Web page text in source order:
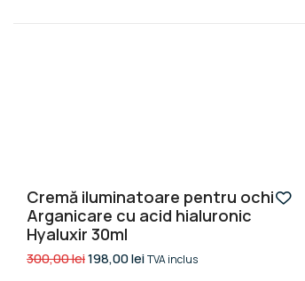
-34%
Cremă iluminatoare pentru ochi
Arganicare cu acid hialuronic
Hyaluxir 30ml
300,00lei198,00leiTVA inclus